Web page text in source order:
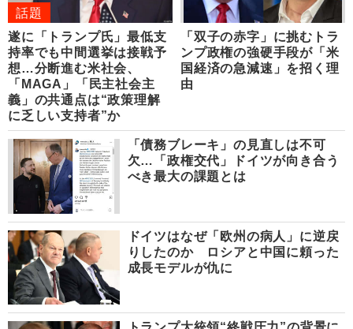
話題
遂に「トランプ氏」最低支
持率でも中間選挙は接戦予
想…分断進む米社会、
「MAGA」「民主社会主
義」の共通点は“政策理解
に乏しい支持者”か
「双子の赤字」に挑むトラ
ンプ政権の強硬手段が「米
国経済の急減速」を招く理
由
「債務ブレーキ」の見直しは不可
欠…「政権交代」ドイツが向き合う
べき最大の課題とは
ドイツはなぜ「欧州の病人」に逆戻
りしたのか ロシアと中国に頼った
成長モデルが仇に